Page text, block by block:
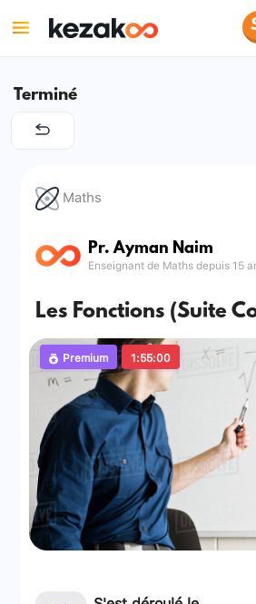
Terminé
Maths
Pr. Ayman Naim
Enseignant de Maths depuis 15
Les Fonctions (Suite
Premium 1:55:00